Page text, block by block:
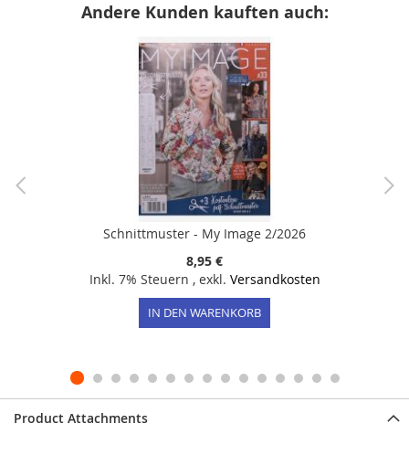
Andere Kunden kauften auch:
Schnittmuster - My Image 2/2026
8,95 €
Inkl. 7% Steuern , exkl. Versandkosten
IN DEN WARENKORB
Product Attachments